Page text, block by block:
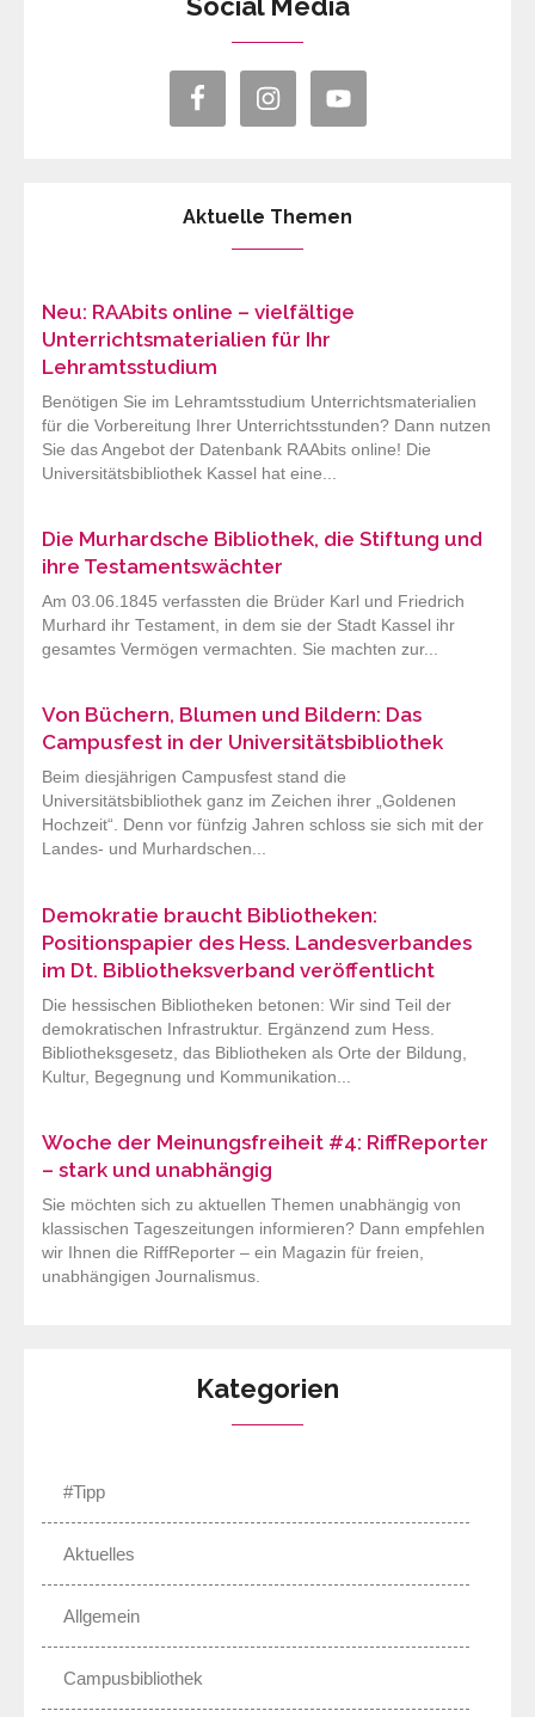
Aktuelle Themen
Neu: RAAbits online – vielfältige
Unterrichtsmaterialien für Ihr
Lehramtsstudium
Benötigen Sie im Lehramtsstudium Unterrichtsmaterialien
für die Vorbereitung Ihrer Unterrichtsstunden? Dann nutzen
Sie das Angebot der Datenbank RAAbits online! Die
Universitätsbibliothek Kassel hat eine...
Die Murhardsche Bibliothek, die Stiftung und
ihre Testamentswächter
Am 03.06.1845 verfassten die Brüder Karl und Friedrich
Murhard ihr Testament, in dem sie der Stadt Kassel ihr
gesamtes Vermögen vermachten. Sie machten zur...
Von Büchern, Blumen und Bildern: Das
Campusfest in der Universitätsbibliothek
Beim diesjährigen Campusfest stand die
Universitätsbibliothek ganz im Zeichen ihrer „Goldenen
Hochzeit“. Denn vor fünfzig Jahren schloss sie sich mit der
Landes- und Murhardschen...
Demokratie braucht Bibliotheken:
Positionspapier des Hess. Landesverbandes
im Dt. Bibliotheksverband veröffentlicht
Die hessischen Bibliotheken betonen: Wir sind Teil der
demokratischen Infrastruktur. Ergänzend zum Hess.
Bibliotheksgesetz, das Bibliotheken als Orte der Bildung,
Kultur, Begegnung und Kommunikation...
Woche der Meinungsfreiheit #4: RiffReporter
– stark und unabhängig
Sie möchten sich zu aktuellen Themen unabhängig von
klassischen Tageszeitungen informieren? Dann empfehlen
wir Ihnen die RiffReporter – ein Magazin für freien,
unabhängigen Journalismus.
Kategorien
#Tipp
Aktuelles
Allgemein
Campusbibliothek